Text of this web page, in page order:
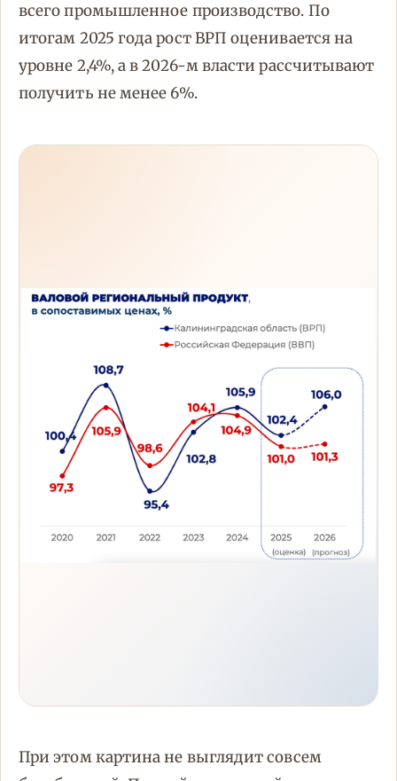
всего промышленное производство. По
итогам 2025 года рост ВРП оценивается на
уровне 2,4%, а в 2026-м власти рассчитывают
получить не менее 6%.
При этом картина не выглядит совсем